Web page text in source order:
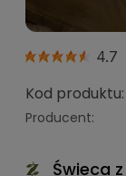
4.7
Kod produktu:
Producent:
Świeca